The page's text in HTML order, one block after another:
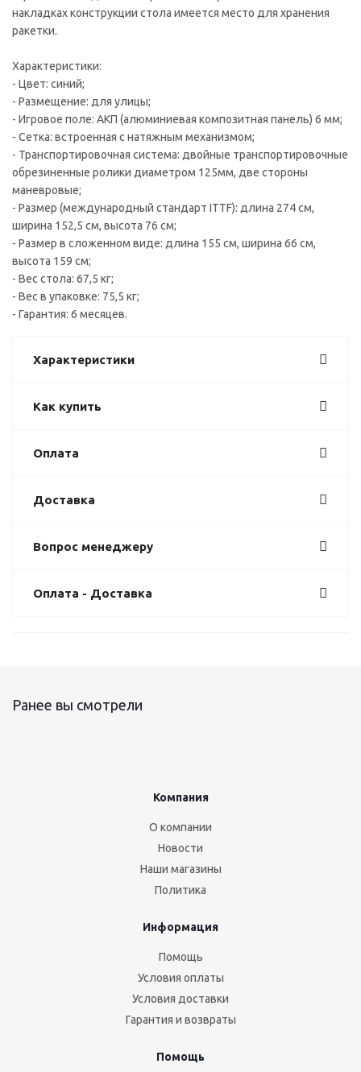
накладках конструкции стола имеется место для хранения
ракетки.
Характеристики:
- Цвет: синий;
- Размещение: для улицы;
- Игровое поле: АКП (алюминиевая композитная панель) 6 мм;
- Сетка: встроенная с натяжным механизмом;
- Транспортировочная система: двойные транспортировочные
обрезиненные ролики диаметром 125мм, две стороны
маневровые;
- Размер (международный стандарт ITTF): длина 274 см,
ширина 152,5 см, высота 76 см;
- Размер в сложенном виде: длина 155 см, ширина 66 см,
высота 159 см;
- Вес стола: 67,5 кг;
- Вес в упаковке: 75,5 кг;
- Гарантия: 6 месяцев.
Характеристики
Как купить
Оплата
Доставка
Вопрос менеджеру
Оплата - Доставка
Ранее вы смотрели
Компания
О компании
Новости
Наши магазины
Политика
Информация
Помощь
Условия оплаты
Условия доставки
Гарантия и возвраты
Помощь